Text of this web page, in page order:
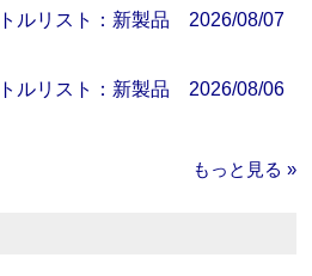
ルリスト：新製品 2026/08/07
ルリスト：新製品 2026/08/06
もっと見る »